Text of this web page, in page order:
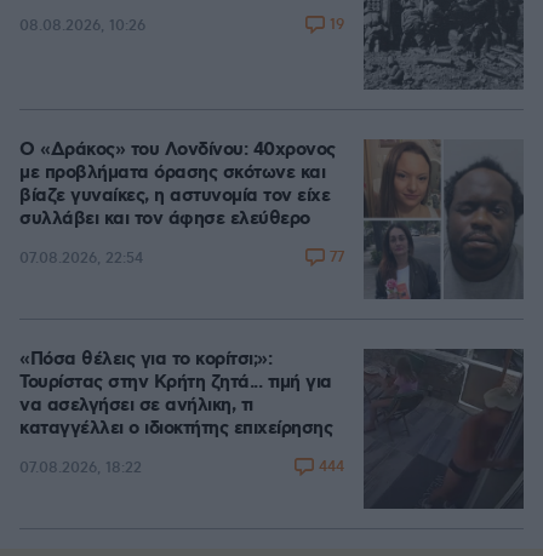
08.08.2026, 10:26 19
Ο «Δράκος» του Λονδίνου: 40χρονος
με προβλήματα όρασης σκότωνε και
βίαζε γυναίκες, η αστυνομία τον είχε
συλλάβει και τον άφησε ελεύθερο
07.08.2026, 22:54 77
«Πόσα θέλεις για το κορίτσι;»:
Τουρίστας στην Κρήτη ζητά... τιμή για
να ασελγήσει σε ανήλικη, τι
καταγγέλλει ο ιδιοκτήτης επιχείρησης
07.08.2026, 18:22 444